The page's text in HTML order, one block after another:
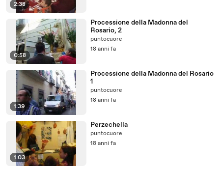
2:38
0:58
Processione della Madonna del
Rosario, 2
puntocuore
18 anni fa
1:39
Processione della Madonna del Rosario
1
puntocuore
18 anni fa
1:03
Perzechella
puntocuore
18 anni fa